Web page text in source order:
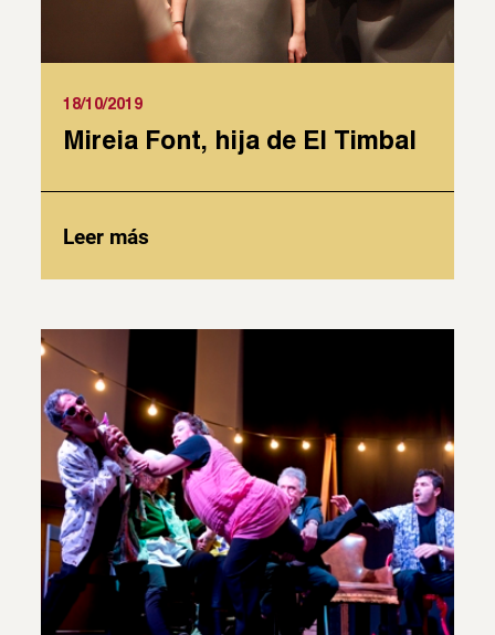
18/10/2019
Mireia Font, hija de El Timbal
Leer más